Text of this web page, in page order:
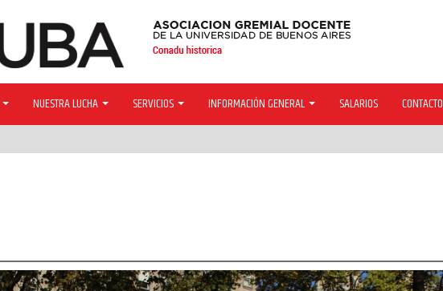
NUESTRA LUCHA SERVICIOS INFORMACIÓN GENERAL SALARIOS CONTACTO